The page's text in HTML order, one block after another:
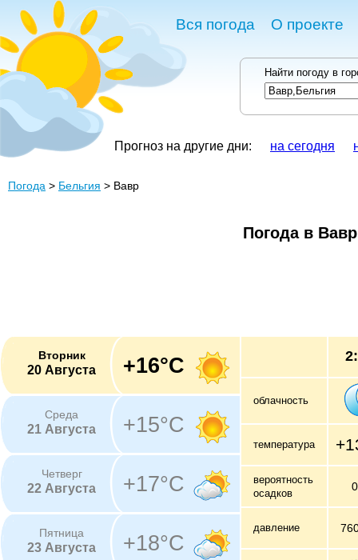
Вся погода О проекте
Найти погоду в
Прогноз на другие дни: на сегодня
Погода > Бельгия > Вавр
Погода в Вавр
Вторник
20 Августа +16°C
Среда
21 Августа +15°C
Четверг
22 Августа +17°C
Пятница
23 Августа +18°C
облачность
температура
вероятность
осадков
давление